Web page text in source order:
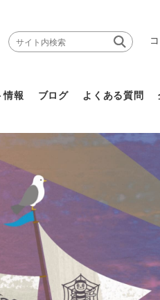
情報 ブログ よくある質問